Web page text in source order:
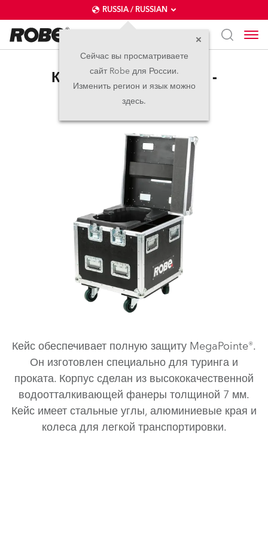
RUSSIA / RUSSIAN
Сейчас вы просматриваете
сайт Robe для России.
Изменить регион и язык можно
здесь.
Кейс для MegaPointe® -
Горизонтальный
Кейс обеспечивает полную защиту MegaPointe®.
Он изготовлен специально для туринга и
проката. Корпус сделан из высококачественной
водоотталкивающей фанеры толщиной 7 мм.
Кейс имеет стальные углы, алюминиевые края и
колеса для легкой транспортировки.